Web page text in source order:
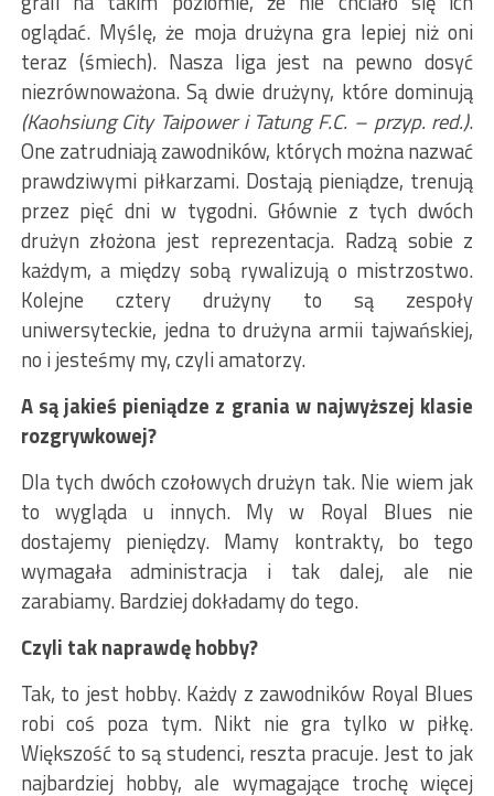
oglądać. Myślę, że moja drużyna gra lepiej niż oni
teraz (śmiech). Nasza liga jest na pewno dosyć
niezrównoważona. Są dwie drużyny, które dominują
(Kaohsiung City Taipower i Tatung F.C. – przyp. red.).
One zatrudniają zawodników, których można nazwać
prawdziwymi piłkarzami. Dostają pieniądze, trenują
przez pięć dni w tygodni. Głównie z tych dwóch
drużyn złożona jest reprezentacja. Radzą sobie z
każdym, a między sobą rywalizują o mistrzostwo.
Kolejne cztery drużyny to są zespoły
uniwersyteckie, jedna to drużyna armii tajwańskiej,
no i jesteśmy my, czyli amatorzy.
A są jakieś pieniądze z grania w najwyższej klasie
rozgrywkowej?
Dla tych dwóch czołowych drużyn tak. Nie wiem jak
to wygląda u innych. My w Royal Blues nie
dostajemy pieniędzy. Mamy kontrakty, bo tego
wymagała administracja i tak dalej, ale nie
zarabiamy. Bardziej dokładamy do tego.
Czyli tak naprawdę hobby?
Tak, to jest hobby. Każdy z zawodników Royal Blues
robi coś poza tym. Nikt nie gra tylko w piłkę.
Większość to są studenci, reszta pracuje. Jest to jak
najbardziej hobby, ale wymagające trochę więcej